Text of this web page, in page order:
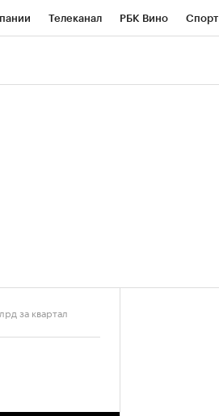
Телеканал РБК Вино Спорт
за квартал